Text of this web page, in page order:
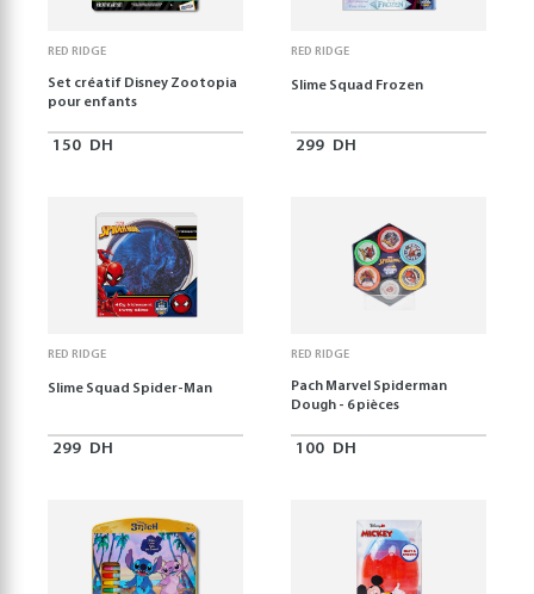
RED RIDGE
Set créatif Disney Zootopia
pour enfants
150 DH
RED RIDGE
Slime Squad Frozen
299 DH
RED RIDGE
Slime Squad Spider-Man
299 DH
RED RIDGE
Pach Marvel Spiderman
Dough - 6 pièces
100 DH